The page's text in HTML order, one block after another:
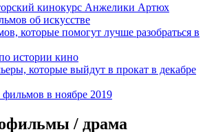
кинокурс Анжелики Артюх
об искусстве
которые помогут лучше разобраться в
истории кино
которые выйдут в прокат в декабре
в ноябре 2019
/ драма